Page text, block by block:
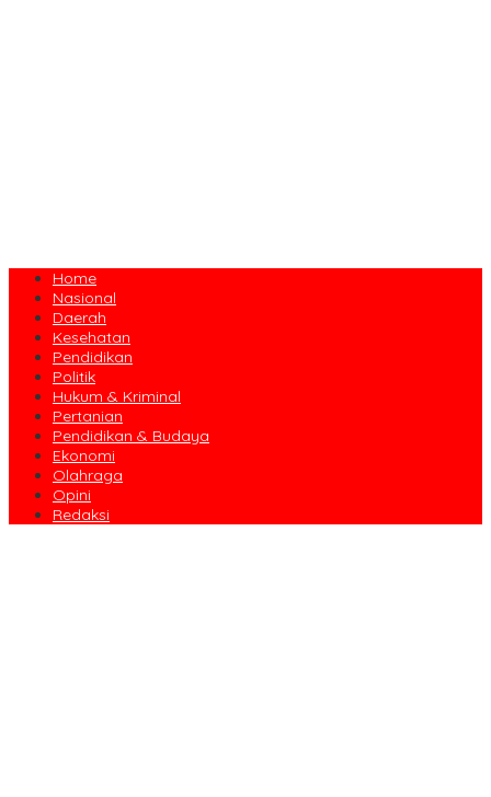
Home
Nasional
Daerah
Kesehatan
Pendidikan
Politik
Hukum & Kriminal
Pertanian
Pendidikan & Budaya
Ekonomi
Olahraga
Opini
Redaksi